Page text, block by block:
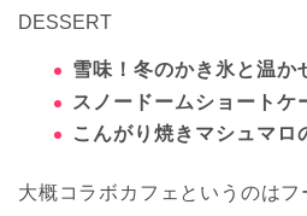
DESSERT
雪味！冬のかき氷と温か
スノードームショートケ
こんがり焼きマシュマロ
大概コラボカフェというのは